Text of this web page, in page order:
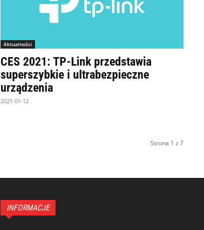
Aktualności
CES 2021: TP-Link przedstawia
superszybkie i ultrabezpieczne
urządzenia
2021-01-12
Strona 1 z 7
INFORMACJE